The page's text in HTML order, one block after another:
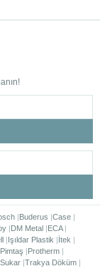
Buderus Case
DM Metal ECA
Işıldar Plastik
İtek
Pimtaş
Protherm
Sukar Trakya Döküm